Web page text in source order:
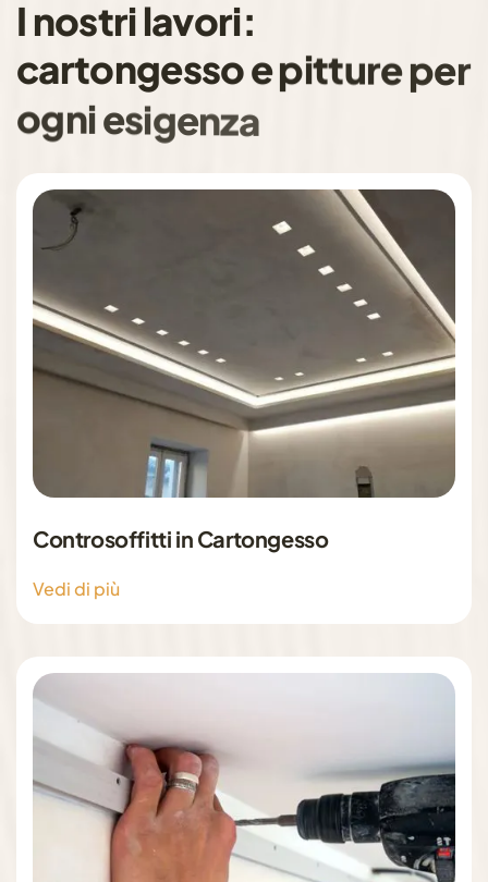
I nostrilavori:
cartongessoepittureper
ogniesigenza
Controsoffitti in Cartongesso
Vedi di più